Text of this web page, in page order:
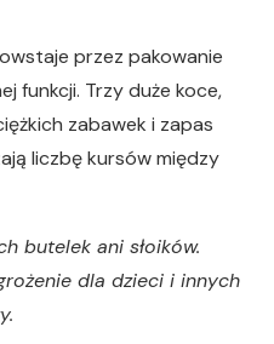
przez pakowanie
funkcji. Trzy duże koce,
zabawek i zapas
liczbę kursów między
butelek ani słoików.
dla dzieci i innych